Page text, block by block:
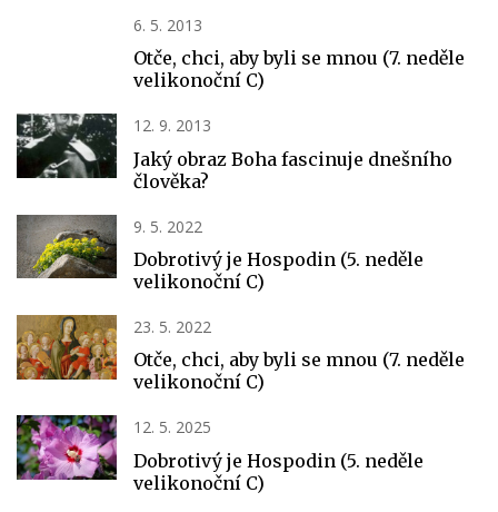
Otče, chci, aby byli se mnou (7. neděle
velikonoční C)
Jaký obraz Boha fascinuje dnešního
člověka?
Dobrotivý je Hospodin (5. neděle
velikonoční C)
Otče, chci, aby byli se mnou (7. neděle
velikonoční C)
Dobrotivý je Hospodin (5. neděle
velikonoční C)